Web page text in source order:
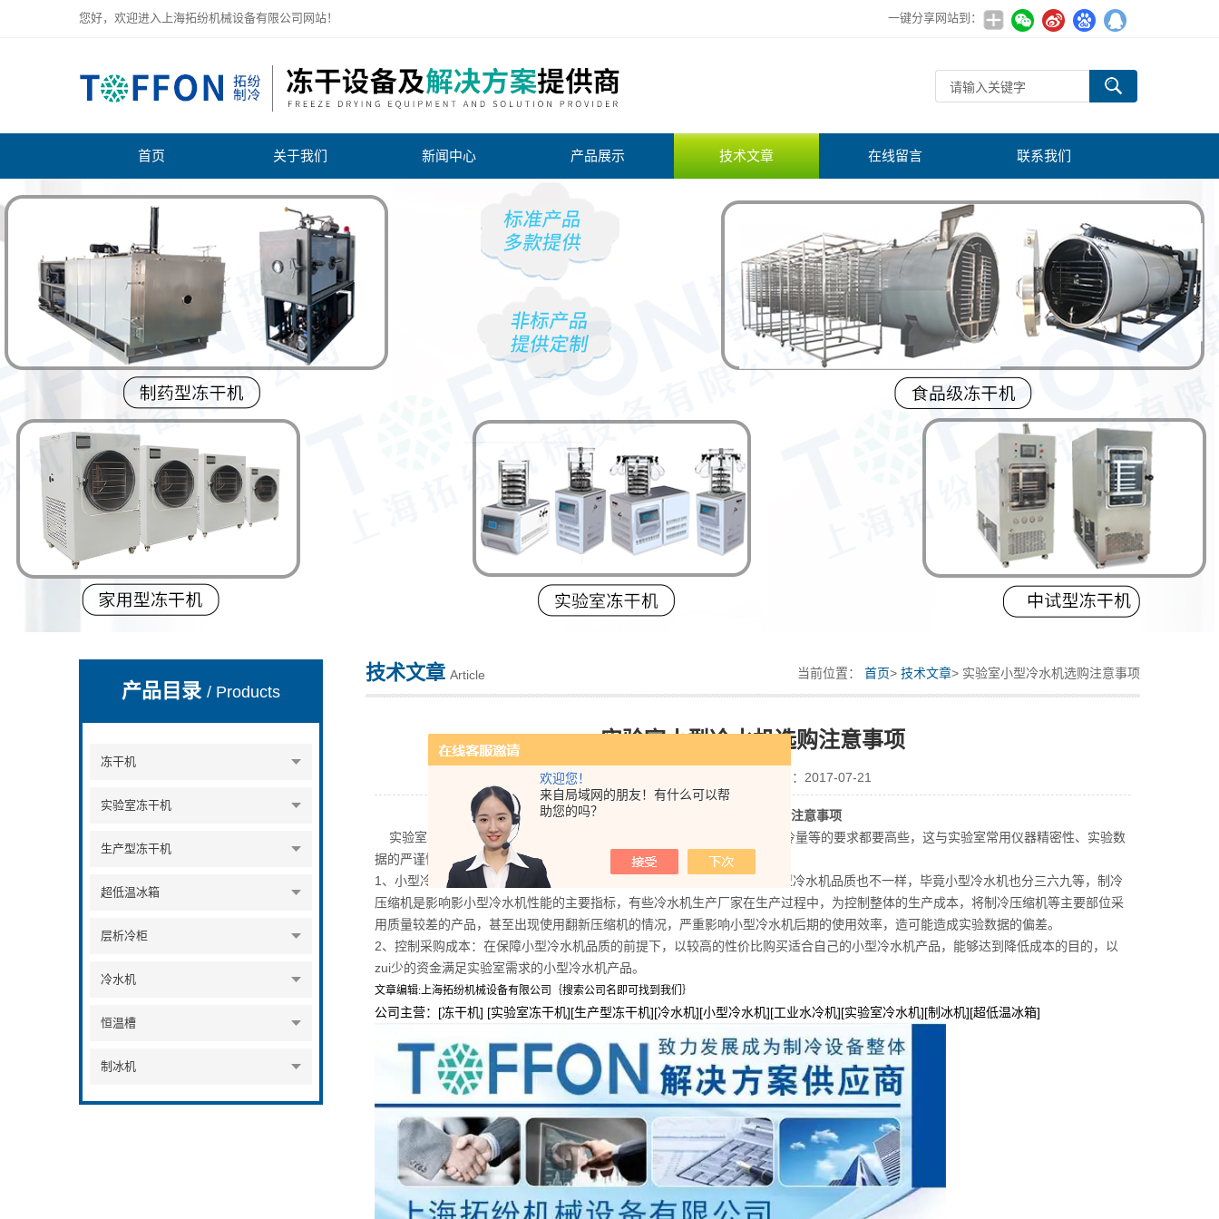
欢迎您！
来自局域网的朋友！有什么可以帮
助您的吗？
您好，欢迎进入上海拓纷机械设备有限公司网站！ 一键分享网站到：
上海拓纷机械设备有限公司
首页 关于我们 新闻中心 产品展示 技术文章 在线留言 联系我们
产品目录/ Products
冻干机
实验室冻干机
生产型冻干机
超低温冰箱
层析冷柜
冷水机
恒温槽
制冰机
技术文章 Article 当前位置： 首页> 技术文章> 实验室小型冷水机选购注意事项
实验室小型冷水机选购注意事项
点击次数：2818 更新时间：2017-07-21
实验室小型冷水机选购注意事项
实验室小型冷水机的要求相对普通的冷水机来说，无论是控温精度、制冷量等的要求都要高些，这与实验室常用仪器精密性、实验数
据的严谨性相关。实验室小型冷水机在选购时，应注意以下2点事项：
1、小型冷水机品质的选择：品质*、价格第二。不同冷水机厂家生产的小型冷水机品质也不一样，毕竟小型冷水机也分三六九等，制冷
压缩机是影响影小型冷水机性能的主要指标，有些冷水机生产厂家在生产过程中，为控制整体的生产成本，将制冷压缩机等主要部位采
用质量较差的产品，甚至出现使用翻新压缩机的情况，严重影响小型冷水机后期的使用效率，造可能造成实验数据的偏差。
2、控制采购成本：在保障小型冷水机品质的前提下，以较高的性价比购买适合自己的小型冷水机产品，能够达到降低成本的目的，以
zui少的资金满足实验室需求的小型冷水机产品。
文章编辑:上海拓纷机械设备有限公司｛搜索公司名即可找到我们｝
公司主营：[冻干机] [实验室冻干机][生产型冻干机][冷水机][小型冷水机][工业水冷机][实验室冷水机][制冰机][超低温冰箱]